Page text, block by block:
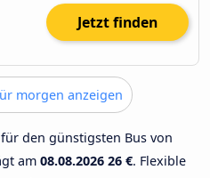
Jetzt finden
morgen anzeigen
den günstigsten Bus von
am 08.08.2026 26 €. Flexible